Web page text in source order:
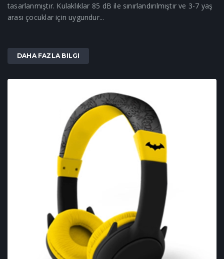
tasarlanmıştır. Kulaklıklar 85 dB ile sınırlandırılmıştır ve 3-7 yaş
arası çocuklar için uygundur...
DAHA FAZLA BILGI